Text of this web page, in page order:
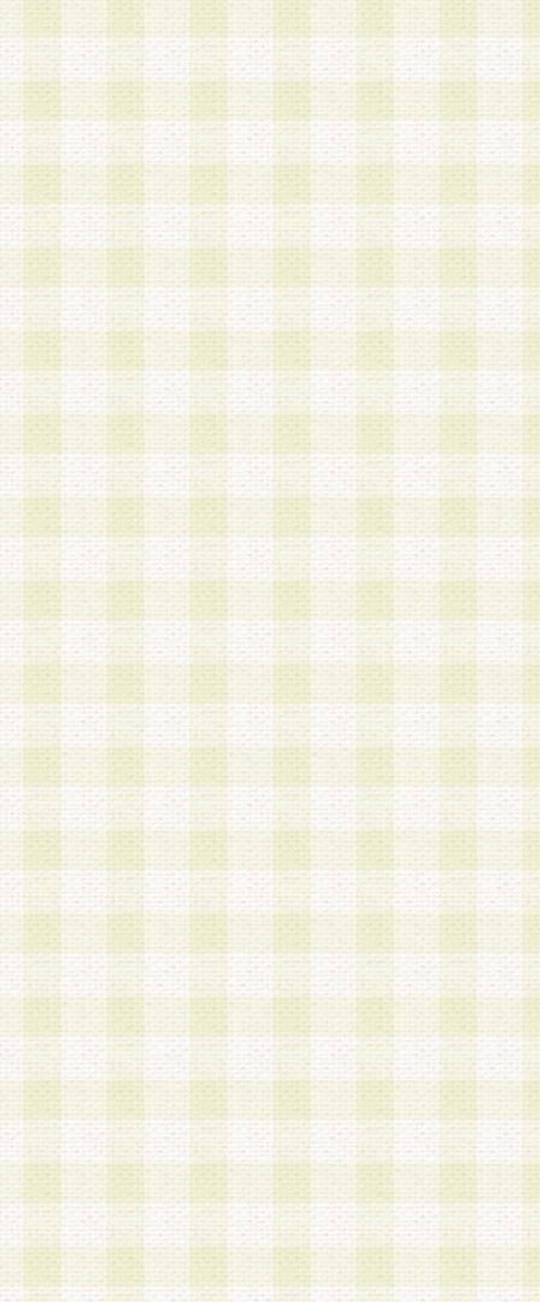
き事由の有無、その他原因の如何を問わず、一切
のとします。
第5条 会員の登録情報
1.当社は、会員の登録情報に含まれる氏名・住所
アドレス等会員個人を識別できる情報を当社が別
シーポリシー
」に基づき適切に取り扱うものとし
は、当該個人情報を以下の各号に定める目的に利
す。なお、これら事項以外の目的で個人情報を利
かじめ会員の同意を得たうえで利用するものとし
a.本サービスの実施または運営
b.本サービスに係る謝礼、景品、調査サンプル品
c.会員からの電話、メール等の問い合わせなどへ
d.その他これらに付随する業務
2.当社は、会員個人を識別することのできる情報
会員情報を本人の承諾なく第三者に開示すること
人を識別できる情報について第三者に開示または
社は事前に会員本人の同意を得るものとします。
3.前項の定めに拘わらず、当社は、以下の目的に
意を 得ることなく、会員個人を識別できる情報
づき選定した委託業者に対して当社の責任におい
できるものとします。な お、当社は、当該委託
契約を締結しこれを遵守させるとともに、本規約
の注意をもって当該情報を使用させるものとし ま
a.本サービスに係る謝礼、景品、調査サンプル品
b.会員からの電話、メール等の問い合わせなどへ
c.モバイルリサーチ、またはグループ形式による
実施もしくは運営
d.その他これらに付随する業務
4.会員は、住所、電話番号その他の登録情報につ
合は、速やかに当社所定の変更手続きを行うもの
5.当社は、必要と認めた場合、会員に対して、電
手段により登録情報の対象者が会員登録者本人で
の内容が正確であること、アンケートの回答内容
うことができるものとます。
6.会員は、会員登録後当社が定期的に行う登録情
して、当社指定の期間内に更新手続きを行うもの
該期間内に更新手続きを行わない場合、その時点
発行したポイントは失効されるものとします。